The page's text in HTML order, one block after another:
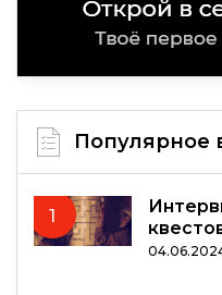
Популярное
1